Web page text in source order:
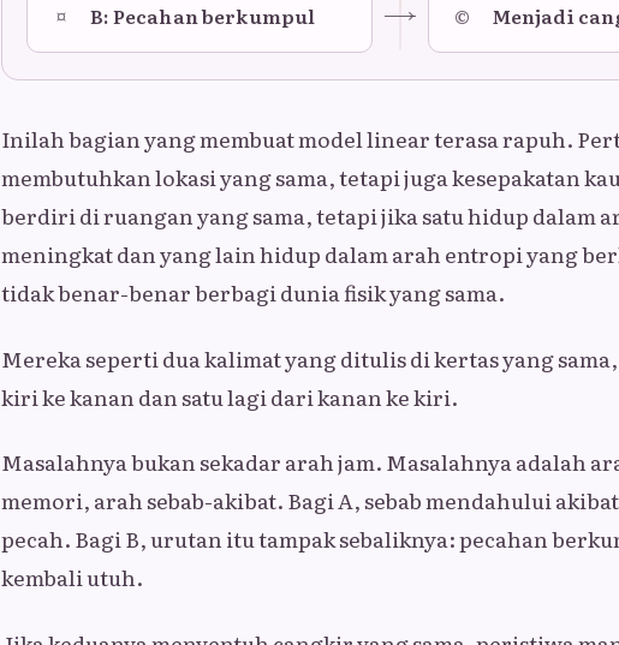
¤ B: Pecahan berkumpul © Menjadi
Inilah bagian yang membuat model linear terasa rapuh.
membutuhkan lokasi yang sama, tetapi juga kesepakatan
berdiri di ruangan yang sama, tetapi jika satu hidup dalam
meningkat dan yang lain hidup dalam arah entropi yang
tidak benar-benar berbagi dunia fisik yang sama.
Mereka seperti dua kalimat yang ditulis di kertas yang
kiri ke kanan dan satu lagi dari kanan ke kiri.
Masalahnya bukan sekadar arah jam. Masalahnya adalah
memori, arah sebab-akibat. Bagi A, sebab mendahului
pecah. Bagi B, urutan itu tampak sebaliknya: pecahan
kembali utuh.